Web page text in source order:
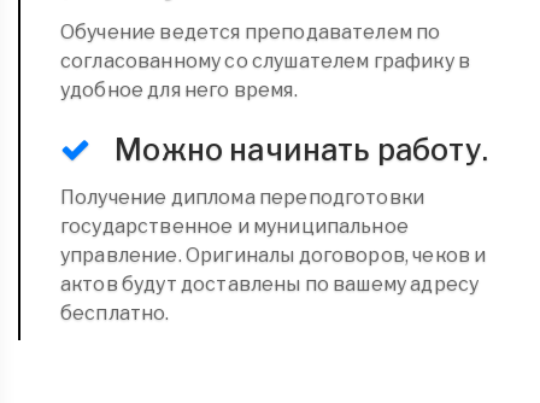
Обучение ведется преподавателем по
согласованному со слушателем графику в
удобное для него время.
Можно начинать работу.
Получение диплома переподготовки
государственное и муниципальное
управление. Оригиналы договоров, чеков и
актов будут доставлены по вашему адресу
бесплатно.